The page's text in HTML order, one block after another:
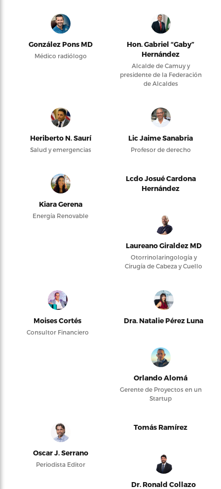
González Pons MD
Médico radiólogo
Hon. Gabriel “Gaby”
Hernández
Alcalde de Camuy y
presidente de la Federación
de Alcaldes
Heriberto N. Saurí
Salud y emergencias
Lic Jaime Sanabria
Profesor de derecho
Kiara Gerena
Energía Renovable
Lcdo Josué Cardona
Hernández
Laureano Giraldez MD
Otorrinolaringología y
Cirugía de Cabeza y Cuello
Moises Cortés
Consultor Financiero
Dra. Natalie Pérez Luna
Orlando Alomá
Gerente de Proyectos en un
Startup
Oscar J. Serrano
Periodista Editor
Tomás Ramírez
Dr. Ronald Collazo